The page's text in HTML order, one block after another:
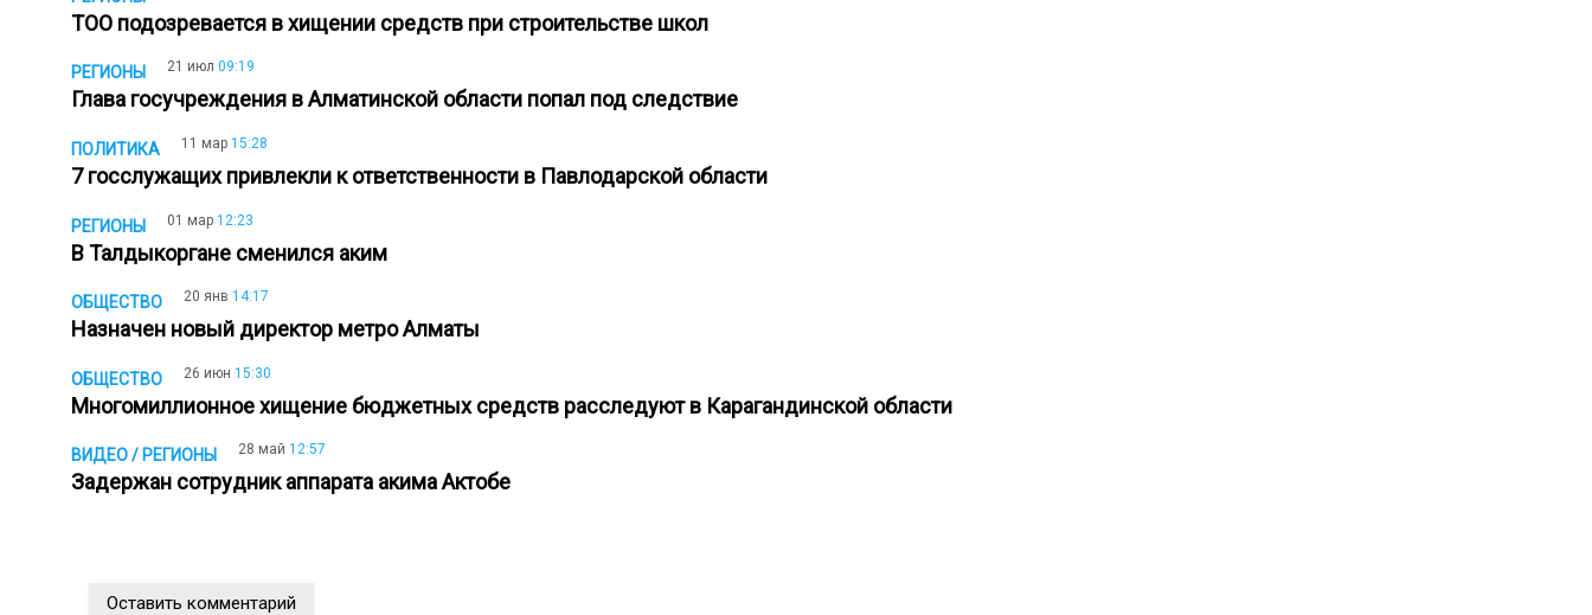
ТОО подозревается в хищении средств при строительстве школ
РЕГИОНЫ 21 июл 09:19
Глава госучреждения в Алматинской области попал под следствие
ПОЛИТИКА 11 мар 15:28
7 госслужащих привлекли к ответственности в Павлодарской области
РЕГИОНЫ 01 мар 12:23
В Талдыкоргане сменился аким
ОБЩЕСТВО 20 янв 14:17
Назначен новый директор метро Алматы
ОБЩЕСТВО 26 июн 15:30
Многомиллионное хищение бюджетных средств расследуют в Карагандинской области
ВИДЕО / РЕГИОНЫ 28 май 12:57
Задержан сотрудник аппарата акима Актобе
Оставить комментарий